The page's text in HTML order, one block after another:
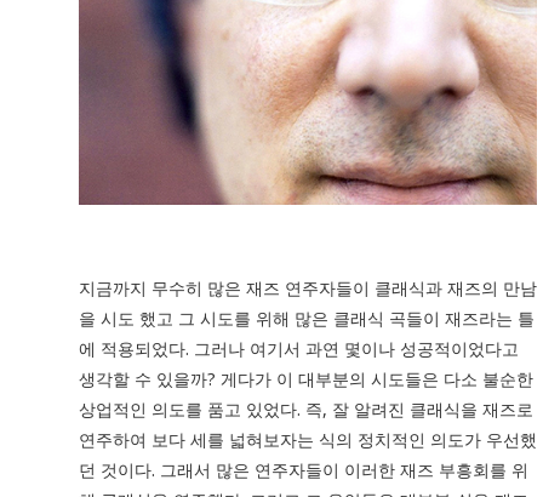
지금까지 무수히 많은 재즈 연주자들이 클래식과 재즈의 만남
을 시도 했고 그 시도를 위해 많은 클래식 곡들이 재즈라는 틀
에 적용되었다. 그러나 여기서 과연 몇이나 성공적이었다고
생각할 수 있을까? 게다가 이 대부분의 시도들은 다소 불순한
상업적인 의도를 품고 있었다. 즉, 잘 알려진 클래식을 재즈로
연주하여 보다 세를 넓혀보자는 식의 정치적인 의도가 우선했
던 것이다. 그래서 많은 연주자들이 이러한 재즈 부흥회를 위